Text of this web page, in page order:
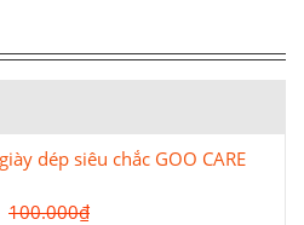
dép siêu chắc GOO CARE
100.000₫